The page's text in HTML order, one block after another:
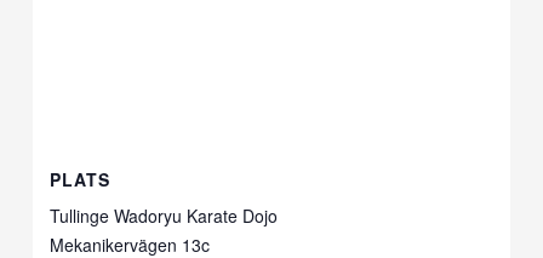
PLATS
Tullinge Wadoryu Karate Dojo
Mekanikervägen 13c